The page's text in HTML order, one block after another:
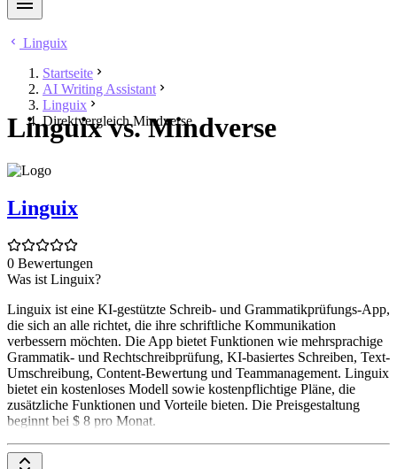
Linguix
Startseite
AI Writing Assistant
Linguix
Direktvergleich Mindverse
Linguix vs. Mindverse
Linguix
0 Bewertungen
Was ist Linguix?
Linguix ist eine KI-gestützte Schreib- und Grammatikprüfungs-App,
die sich an alle richtet, die ihre schriftliche Kommunikation
verbessern möchten. Die App bietet Funktionen wie mehrsprachige
Grammatik- und Rechtschreibprüfung, KI-basiertes Schreiben, Text-
Umschreibung, Content-Bewertung und Teammanagement. Linguix
bietet ein kostenloses Modell sowie kostenpflichtige Pläne, die
zusätzliche Funktionen und Vorteile bieten. Die Preisgestaltung
beginnt bei $ 8 pro Monat.